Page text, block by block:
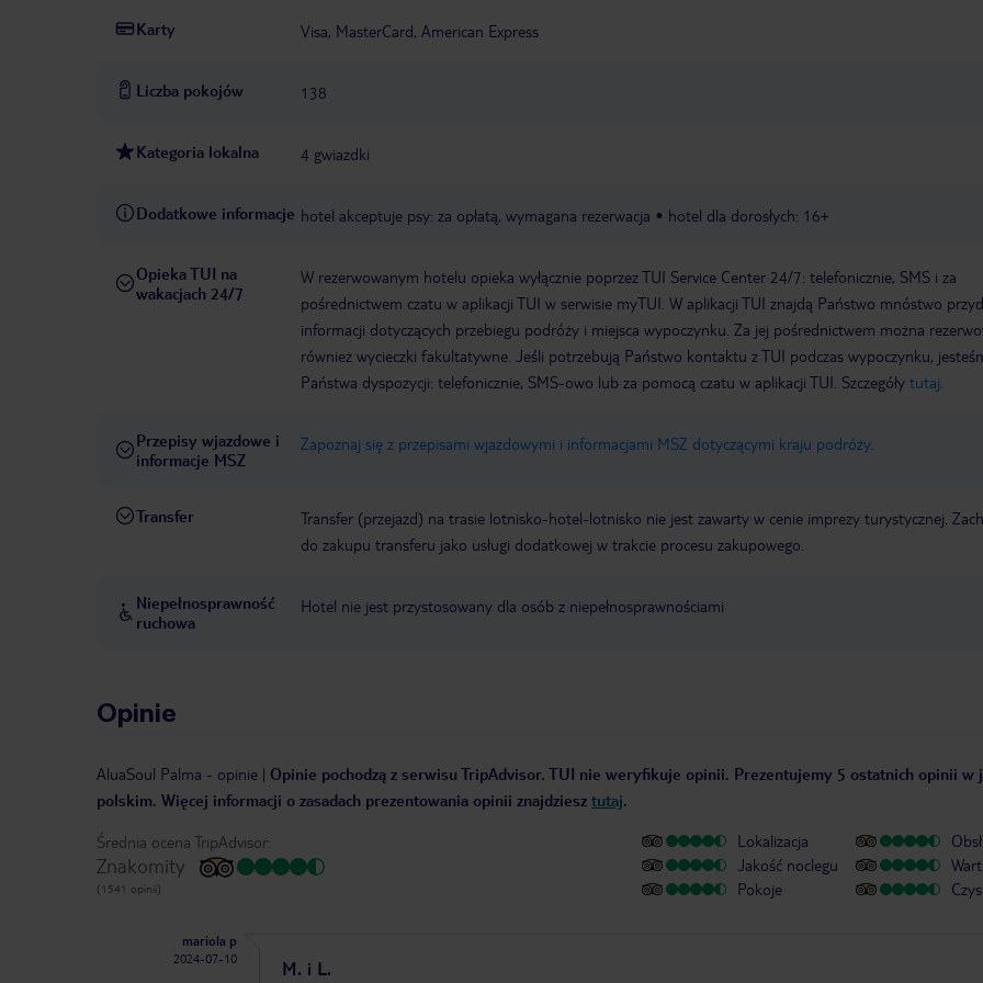
Karty Visa, MasterCard, American Express
Liczba pokojów 138
Kategoria lokalna 4 gwiazdki
Dodatkowe informacje hotel akceptuje psy: za opłatą, wymagana rezerwacja hotel dla dorosłych: 16+
Opieka TUI na
wakacjach 24/7
W rezerwowanym hotelu opieka wyłącznie poprzez TUI Service Center 24/7: telefonicznie, SMS i za
pośrednictwem czatu w aplikacji TUI w serwisie myTUI. W aplikacji TUI znajdą Państwo mnóstwo
informacji dotyczących przebiegu podróży i miejsca wypoczynku. Za jej pośrednictwem można
również wycieczki fakultatywne. Jeśli potrzebują Państwo kontaktu z TUI podczas wypoczynku,
Państwa dyspozycji: telefonicznie, SMS-owo lub za pomocą czatu w aplikacji TUI. Szczegóły tutaj
Przepisy wjazdowe i
informacje MSZ
Zapoznaj się z przepisami wjazdowymi i informacjami MSZ dotyczącymi kraju podróży.
Transfer
Transfer (przejazd) na trasie lotnisko-hotel-lotnisko nie jest zawarty w cenie imprezy turystycznej.
do zakupu transferu jako usługi dodatkowej w trakcie procesu zakupowego.
Niepełnosprawność
ruchowa
Hotel nie jest przystosowany dla osób z niepełnosprawnościami
Opinie
AluaSoul Palma - opinie | Opinie pochodzą z serwisu TripAdvisor. TUI nie weryfikuje opinii. Prezentujemy 5 ostatnich opinii w
polskim. Więcej informacji o zasadach prezentowania opinii znajdziesz tutaj.
Średnia ocena TripAdvisor:
Znakomity
(1541 opinii)
Lokalizacja
Jakość noclegu
Pokoje
mariola p
2024-07-10
M. i L.